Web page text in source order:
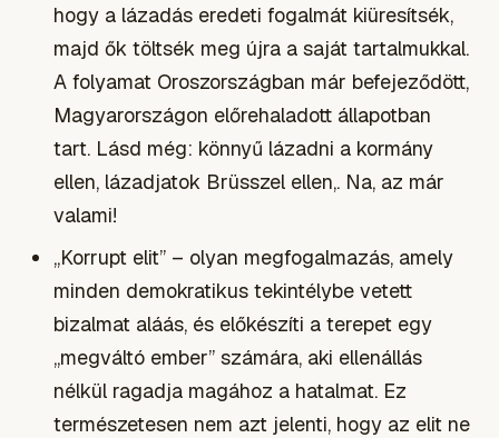
hogy a lázadás eredeti fogalmát kiüresítsék,
majd ők töltsék meg újra a saját tartalmukkal.
A folyamat Oroszországban már befejeződött,
Magyarországon előrehaladott állapotban
tart. Lásd még: könnyű lázadni a kormány
ellen, lázadjatok Brüsszel ellen,. Na, az már
valami!
„Korrupt elit” – olyan megfogalmazás, amely
minden demokratikus tekintélybe vetett
bizalmat aláás, és előkészíti a terepet egy
„megváltó ember” számára, aki ellenállás
nélkül ragadja magához a hatalmat. Ez
természetesen nem azt jelenti, hogy az elit ne